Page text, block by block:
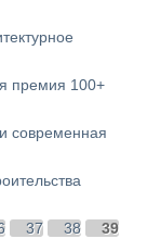
премия 100+
современная
37 38
39